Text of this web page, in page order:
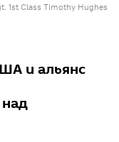
1st Class Timothy Hughes
и альянс